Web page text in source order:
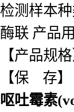
特色服务
产品名称：
供应种属
物等
检测样本